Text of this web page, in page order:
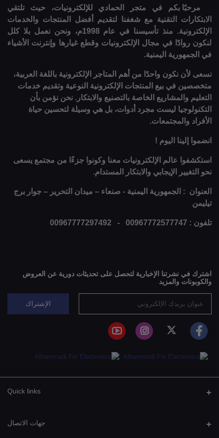
مرحبًا بكم في متجر الحمادي للإلكترونيات، حيث تلتقي
الابتكارات التقنية مع شغفنا لتقديم أفضل المنتجات والخدمات
الإلكترونية. منذ تأسيسنا في عام 1998م، ونحن نعمل بلا كلل
لنكون روادًا في مجال الإلكترونيات وقطع غيارها وإنترنت الأشياء
في الجمهورية اليمنية.
نسعى لأن نكون واحدًا من أهم المتاجر الإلكترونية باللغة العربية،
متخصصين في بيع المنتجات الإلكترونية النوعية وتقديم خدمات
التعليم والمشاريع الخاصة بالتصنيع والابتكار. نحن نؤمن بأن
التكنولوجيا ليست مجرد أدوات، بل هي وسيلة لتحسين حياة
الأفراد والمجتمعات.
انضموا إلينا اليوم !
استكشفوا عالم الإلكترونيات معنا وكونوا جزءًا من مجتمع يسعى
نحو التغيير الإيجابي والابتكار المستدام.
العنوان : الجمهورية اليمنية - صنعاء – ميدان التحرير – جوار برج
تيليمن
تلفون : 00967772577747 - 00967777297492
اشترك في نشرتنا الإخبارية لتحصل على تحديثات دورية عن العروض
والكوبونات والمزيد
الإشتراك
Quick links
جهات الاتصال